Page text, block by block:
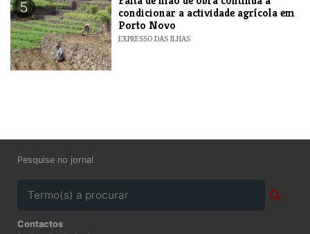
5
condicionar a actividade agrícola em
Porto Novo
EXPRESSO DAS ILHAS
Pesquise no jornal
Contactos